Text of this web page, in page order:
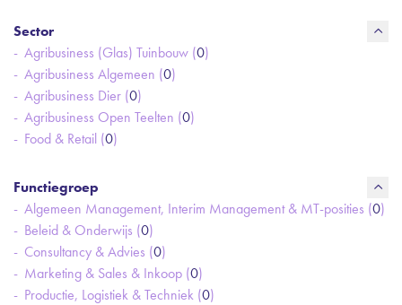
Sector
Agribusiness (Glas) Tuinbouw (0)
Agribusiness Algemeen (0)
Agribusiness Dier (0)
Agribusiness Open Teelten (0)
Food & Retail (0)
Functiegroep
Algemeen Management, Interim Management & MT-posities (0)
Beleid & Onderwijs (0)
Consultancy & Advies (0)
Marketing & Sales & Inkoop (0)
Productie, Logistiek & Techniek (0)